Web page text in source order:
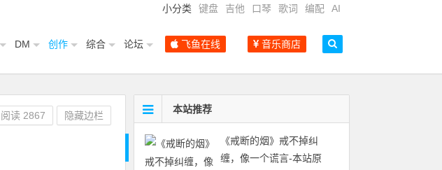
小分类 键盘 吉他 口琴 歌词 编配 AI
DM 创作 综合 论坛 飞鱼在线 音乐商店
阅读 2867 隐藏边栏
本站推荐
《戒断的烟》戒不掉纠
缠，像一个谎言-本站原